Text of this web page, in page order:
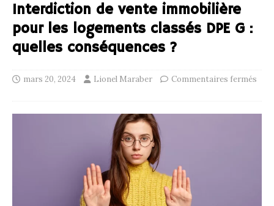
Interdiction de vente immobilière
pour les logements classés DPE G :
quelles conséquences ?
mars 20, 2024 Lionel Maraber Commentaires fermés